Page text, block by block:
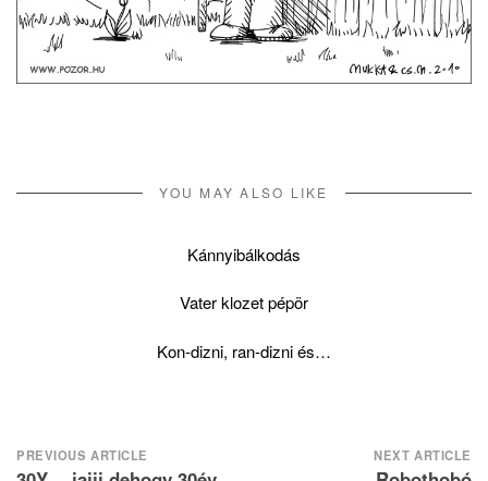
YOU MAY ALSO LIKE
Kánnyibálkodás
Vater klozet pépör
Kon-dizni, ran-dizni és…
Post
PREVIOUS ARTICLE NEXT ARTICLE